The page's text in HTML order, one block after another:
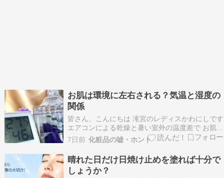
お肌は環境に左右される？気温と湿度の
関係
皆さん、こんにちは 滝宮のレディスかわにしです
エアコンによる乾燥と暑い室外の温度差で お肌が
疲れている方が増えています 夏は肌にダメージを
与える要因が多く エイジングが進む季節と言われ
ます 肌の状態は気温だけでなく 湿度にも大きく
左右されます 同じ３０℃でも湿度４０％の日と
８…
7日前 化粧品の嘘・ホント
晴れた日だけ日焼け止めを塗れば十分で
しょうか？